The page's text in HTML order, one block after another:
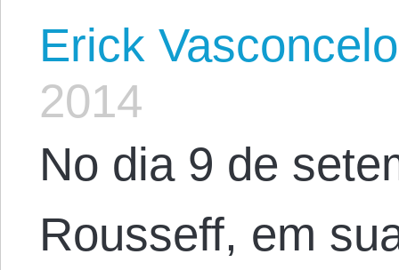
Erick
2014
No dia 9 de
Rousseff, em